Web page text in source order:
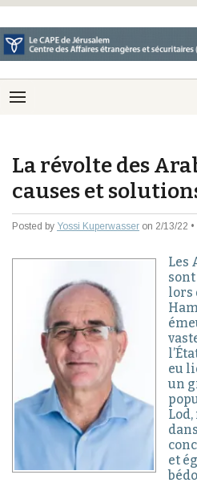
La révolte des
causes et
Posted by Yossi Kuperwasser on 2/13/22
Les
lors
eu
un
et